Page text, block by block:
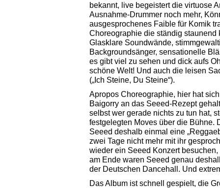
bekannt, live begeistert die virtuose
Ausnahme-Drummer noch mehr,
ausgesprochenes Faible für Komik
Choreographie die ständig staunend
Glasklare Soundwände,
Backgroundsänger, sensationelle
es gibt viel zu sehen und dick aufs
schöne Welt! Und auch die leisen
(„Ich Steine, Du Steine“).
Apropos Choreographie, hier hat
Baigorry an das Seeed-Rezept
selbst wer gerade nichts zu tun hat,
festgelegten Moves über die Bühne.
Seeed deshalb einmal eine
zwei Tage nicht mehr mit ihr
wieder ein Seeed Konzert
am Ende waren Seeed genau
der Deutschen Dancehall. Und
Das Album ist schnell gespielt, die